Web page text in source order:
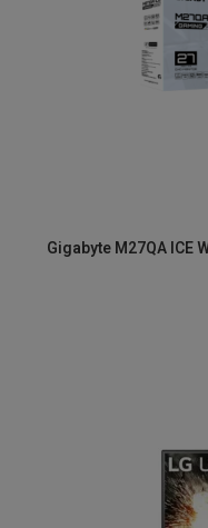
Gigabyte M27QA ICE